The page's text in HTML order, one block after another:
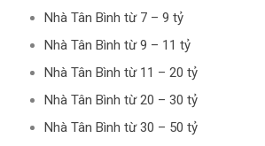
Nhà Tân Bình từ 7 – 9 tỷ
Nhà Tân Bình từ 9 – 11 tỷ
Nhà Tân Bình từ 11 – 20 tỷ
Nhà Tân Bình từ 20 – 30 tỷ
Nhà Tân Bình từ 30 – 50 tỷ